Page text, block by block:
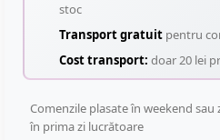
stoc
Transport gratuit pentru
Cost transport: doar 20 lei
Comenzile plasate în weekend sau
în prima zi lucrătoare